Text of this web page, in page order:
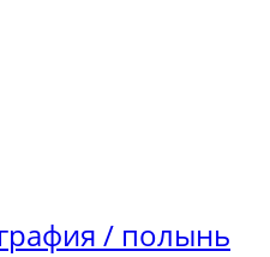
/ полынь